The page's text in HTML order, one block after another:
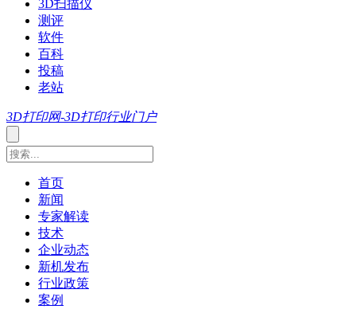
3D扫描仪
测评
软件
百科
投稿
老站
3D打印网-3D打印行业门户
首页
新闻
专家解读
技术
企业动态
新机发布
行业政策
案例